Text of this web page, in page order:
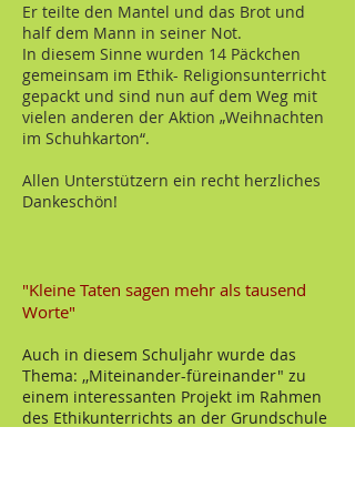
Er teilte den Mantel und das Brot und
half dem Mann in seiner Not.
In diesem Sinne wurden 14 Päckchen
gemeinsam im Ethik- Religionsunterricht
gepackt und sind nun auf dem Weg mit
vielen anderen der Aktion „Weihnachten
im Schuhkarton“.
Allen Unterstützern ein recht herzliches
Dankeschön!
"Kleine Taten sagen mehr als tausend
Worte"
Auch in diesem Schuljahr wurde das
Thema: ,,Miteinander-füreinander" zu
einem interessanten Projekt im Rahmen
des Ethikunterrichts an der Grundschule